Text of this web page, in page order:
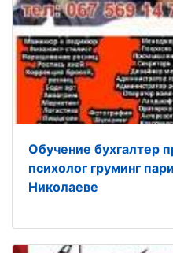
Обучение бухгалтер
психолог груминг
Николаеве